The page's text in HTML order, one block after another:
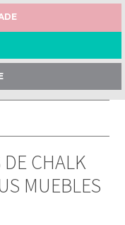
DE CHALK
MUEBLES